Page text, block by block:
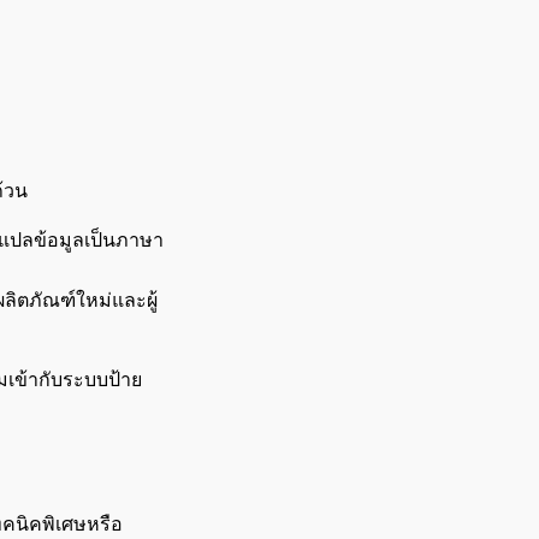
วน
ปลข้อมูลเป็นภาษา
ลิตภัณฑ์ใหม่และผู้
ข้ากับระบบป้าย
นิคพิเศษหรือ